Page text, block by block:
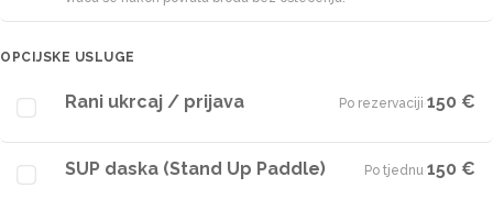
OPCIJSKE USLUGE
Rani ukrcaj / prijava Po rezervaciji·150 €
SUP daska (Stand Up Paddle) Po tjednu·150 €